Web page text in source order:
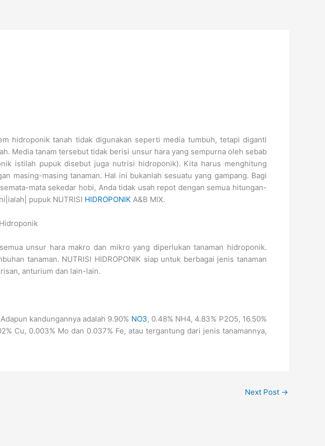
hidroponik tanah tidak digunakan seperti media tumbuh, tetapi diganti
Media tanam tersebut tidak berisi unsur hara yang sempurna oleh sebab
istilah pupuk disebut juga nutrisi hidroponik). Kita harus menghitung
masing-masing tanaman. Hal ini bukanlah sesuatu yang gampang. Bagi
mata sekedar hobi, Anda tidak usah repot dengan semua hitungan-
pupuk NUTRISI HIDROPONIK A&B MIX.
unsur hara makro dan mikro yang diperlukan tanaman hidroponik.
tanaman. NUTRISI HIDROPONIK siap untuk berbagai jenis tanaman
anturium dan lain-lain.
kandungannya adalah 9.90% NO3, 0.48% NH4, 4.83% P2O5, 16.50%
Cu, 0.003% Mo dan 0.037% Fe, atau tergantung dari jenis tanamannya,
Next Post →